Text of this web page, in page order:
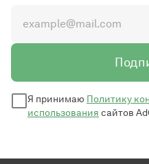
Я принимаю Политику
использования сайтов